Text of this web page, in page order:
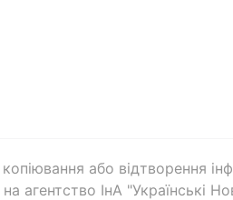
або відтворення
агентство ІнА "Українські